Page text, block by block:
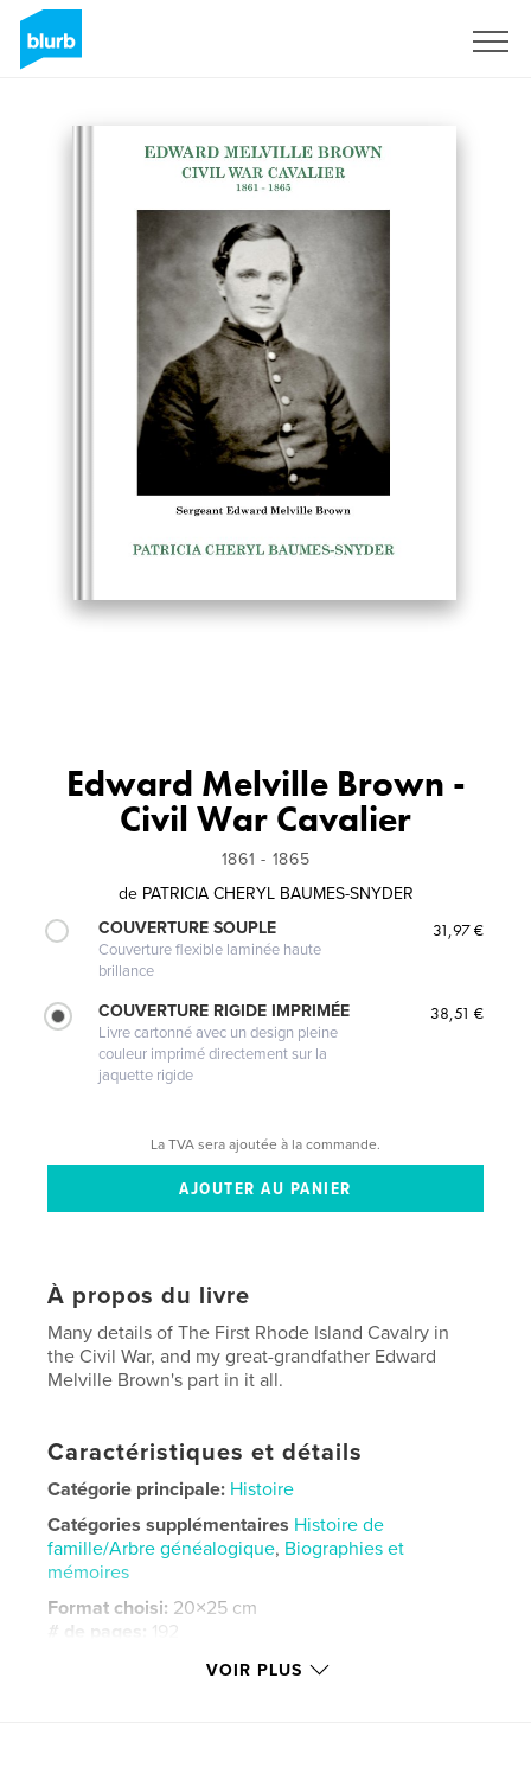
Edward Melville Brown -
Civil War Cavalier
1861 - 1865
de PATRICIA CHERYL BAUMES-SNYDER
COUVERTURE SOUPLE
Couverture flexible laminée haute
brillance
31,97 €
COUVERTURE RIGIDE IMPRIMÉE
Livre cartonné avec un design pleine
couleur imprimé directement sur la
jaquette rigide
38,51 €
La TVA sera ajoutée à la commande.
À propos du livre
Many details of The First Rhode Island Cavalry in
the Civil War, and my great-grandfather Edward
Melville Brown's part in it all.
Caractéristiques et détails
Catégorie principale: Histoire
Catégories supplémentaires Histoire de
famille/Arbre généalogique, Biographies et
mémoires
Format choisi: 20×25 cm
# de pages: 192
VOIR PLUS